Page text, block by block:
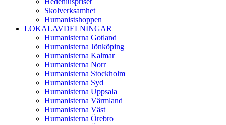
Skolverksamhet
Humanistshoppen
LOKALAVDELNINGAR
Humanisterna Gotland
Humanisterna Jönköping
Humanisterna Kalmar
Humanisterna Norr
Humanisterna Stockholm
Humanisterna Syd
Humanisterna Uppsala
Humanisterna Värmland
Humanisterna Väst
Humanisterna Örebro